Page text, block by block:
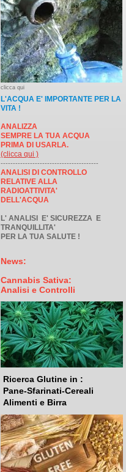
clicca qui
L'ACQUA E' IMPORTANTE PER LA
VITA !
ANALIZZA
SEMPRE LA TUA ACQUA
PRIMA DI USARLA.
(clicca qui )
----------------------------------------
ANALISI DI CONTROLLO
RELATIVE ALLA
RADIOATTIVITA'
DELL'ACQUA
L' ANALISI E' SICUREZZA E
TRANQUILLITA'
PER LA TUA SALUTE !
News:
Cannabis Sativa:
Analisi e Controlli
Ricerca Glutine in :
Pane-Sfarinati-Cereali
Alimenti e Birra